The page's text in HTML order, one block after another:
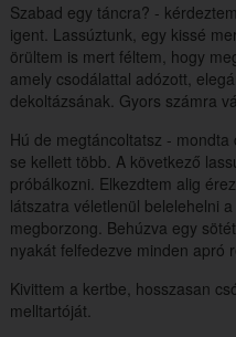
Szabad egy táncra? -
igent. Lassúztunk, egy kissé
örültem is mert féltem, hogy
amely csodálattal adózott,
dekoltázsának. Gyors számra
Hú de megtáncoltatsz -
se kellett több. A következő
próbálkozni. Elkezdtem alig
látszatra véletlenül belelehelni
megborzong. Behúzva egy
nyakát felfedezve minden apró
Kivittem a kertbe, hosszasan
melltartóját.